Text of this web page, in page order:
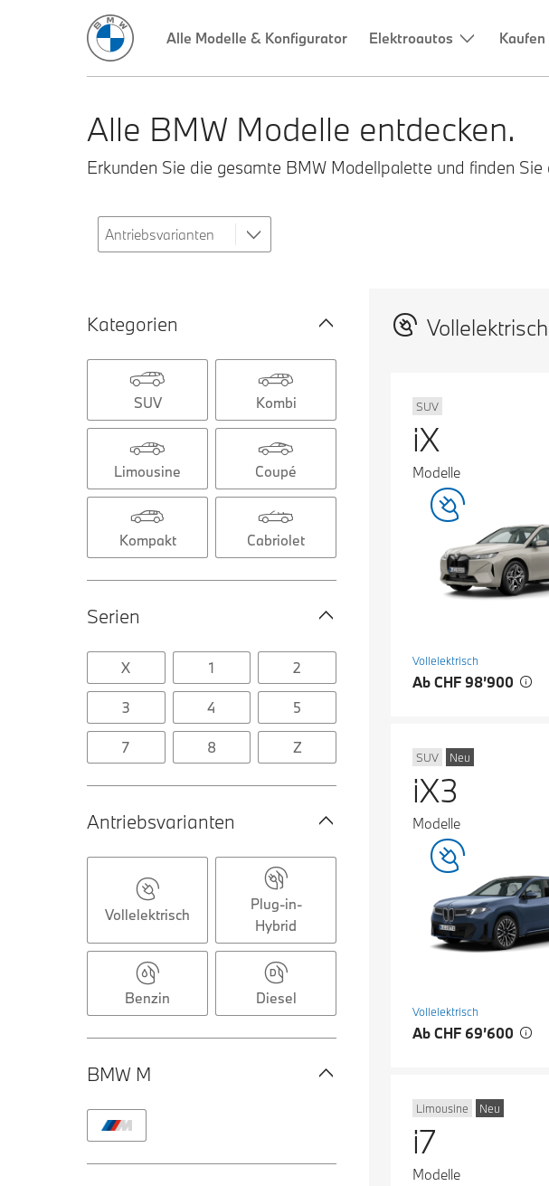
Alle Modelle & Konfigurator Elektroautos Kaufen
Alle BMW Modelle entdecken.
Erkunden Sie die gesamte BMW Modellpalette und finden
Kategorien
SUV Kombi
Limousine Coupé
Kompakt Cabriolet
Serien
X 1 2
3 4 5
7 8 Z
Antriebsvarianten
Vollelektrisch
Plug-in-
Hybrid
Benzin Diesel
BMW M
Vollelektrisch
SUV
iX
Modelle
Vollelektrisch
Ab CHF 98’900
SUV Neu
iX3
Modelle
Vollelektrisch
Ab CHF 69’600
Limousine Neu
i7
Modelle